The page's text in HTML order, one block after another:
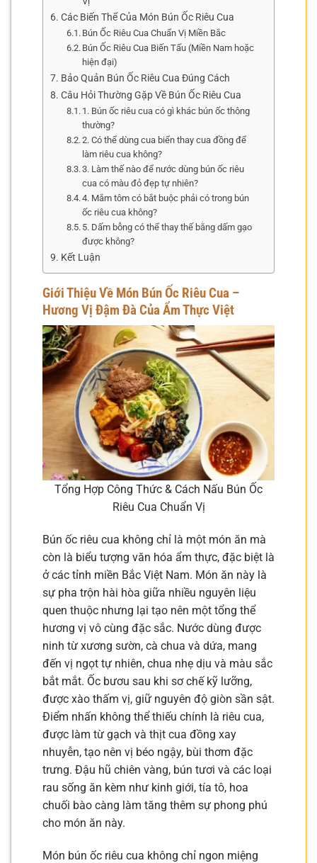
Các Biến Thể Của Món Bún Ốc Riêu Cua
Bún Ốc Riêu Cua Chuẩn Vị Miền Bắc
Bún Ốc Riêu Cua Biến Tấu (Miền Nam hoặc
hiện đại)
Bảo Quản Bún Ốc Riêu Cua Đúng Cách
Câu Hỏi Thường Gặp Về Bún Ốc Riêu Cua
1. Bún ốc riêu cua có gì khác bún ốc thông
thường?
2. Có thể dùng cua biển thay cua đồng để
làm riêu cua không?
3. Làm thế nào để nước dùng bún ốc riêu
cua có màu đỏ đẹp tự nhiên?
4. Mắm tôm có bắt buộc phải có trong bún
ốc riêu cua không?
5. Dấm bỗng có thể thay thế bằng dấm gạo
được không?
Kết Luận
Giới Thiệu Về Món Bún Ốc Riêu Cua –
Hương Vị Đậm Đà Của Ẩm Thực Việt
Tổng Hợp Công Thức & Cách Nấu Bún Ốc
Riêu Cua Chuẩn Vị
Bún ốc riêu cua không chỉ là một món ăn mà
còn là biểu tượng văn hóa ẩm thực, đặc biệt là
ở các tỉnh miền Bắc Việt Nam. Món ăn này là
sự pha trộn hài hòa giữa nhiều nguyên liệu
quen thuộc nhưng lại tạo nên một tổng thể
hương vị vô cùng đặc sắc. Nước dùng được
ninh từ xương sườn, cà chua và dứa, mang
đến vị ngọt tự nhiên, chua nhẹ dịu và màu sắc
bắt mắt. Ốc bươu sau khi sơ chế kỹ lưỡng,
được xào thấm vị, giữ nguyên độ giòn sần sật.
Điểm nhấn không thể thiếu chính là riêu cua,
được làm từ gạch và thịt cua đồng xay
nhuyễn, tạo nên vị béo ngậy, bùi thơm đặc
trưng. Đậu hũ chiên vàng, bún tươi và các loại
rau sống ăn kèm như kinh giới, tía tô, hoa
chuối bào càng làm tăng thêm sự phong phú
cho món ăn này.
Món bún ốc riêu cua không chỉ ngon miệng